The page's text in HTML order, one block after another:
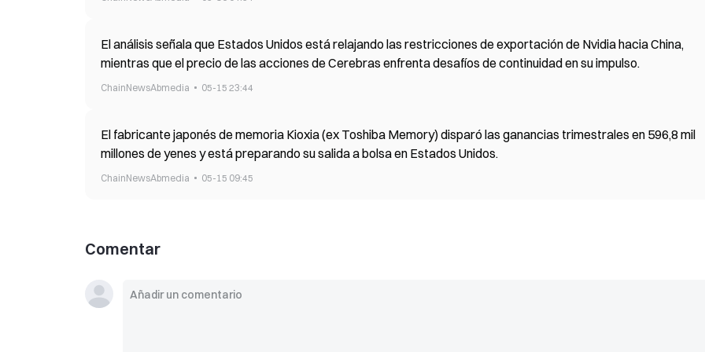
El análisis señala que Estados Unidos está relajando las restricciones de exportación de Nvidia hacia China,
mientras que el precio de las acciones de Cerebras enfrenta desafíos de continuidad en su impulso.
ChainNewsAbmedia 05-15 23:44
El fabricante japonés de memoria Kioxia (ex Toshiba Memory) disparó las ganancias trimestrales en 596,8 mil
millones de yenes y está preparando su salida a bolsa en Estados Unidos.
ChainNewsAbmedia 05-15 09:45
Comentar